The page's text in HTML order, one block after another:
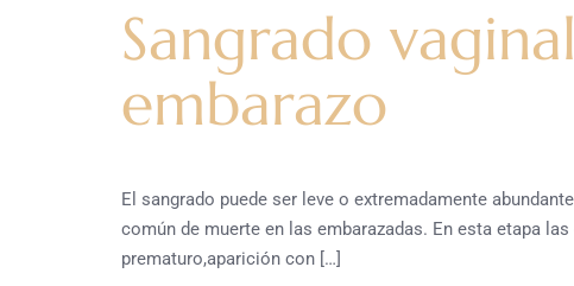
Sangrado
embarazo
El sangrado puede ser leve o extremadamente
común de muerte en las embarazadas. En esta etapa
prematuro,aparición con […]